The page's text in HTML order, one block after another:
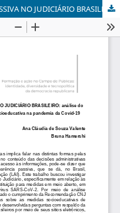
NO JUDICIÁRIO BRASILEIRO